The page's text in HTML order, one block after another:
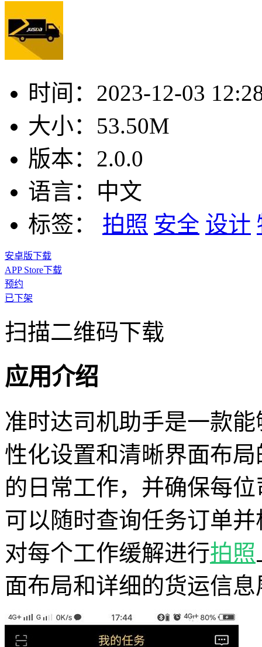
时间： 2023-12-03
大小： 53.50M
版本： 2.0.0
语言： 中文
标签：
拍照 安全 设计
安卓版下载
APP Store下载
预约
已下架
扫描二维码下载
应用介绍
准时达司机助手是一款
性化设置和清晰界面布
的日常工作，并确保每
可以随时查询任务订单
对每个工作缓解进行拍照
面布局和详细的货运信息